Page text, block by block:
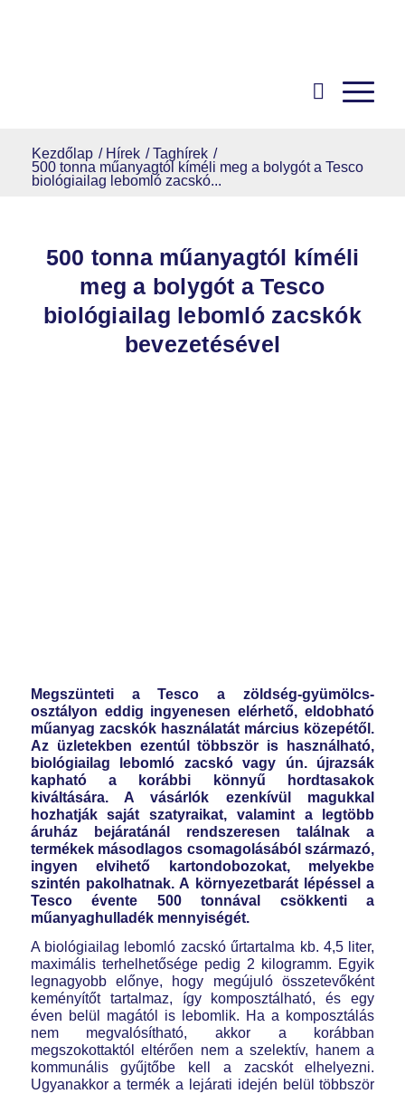
Kezdőlap / Hírek / Taghírek /
500 tonna műanyagtól kíméli meg a bolygót a Tesco
biológiailag lebomló zacskó...
500 tonna műanyagtól kíméli
meg a bolygót a Tesco
biológiailag lebomló zacskók
bevezetésével
Megszünteti a Tesco a zöldség-gyümölcs-
osztályon eddig ingyenesen elérhető, eldobható
műanyag zacskók használatát március közepétől.
Az üzletekben ezentúl többször is használható,
biológiailag lebomló zacskó vagy ún. újrazsák
kapható a korábbi könnyű hordtasakok
kiváltására. A vásárlók ezenkívül magukkal
hozhatják saját szatyraikat, valamint a legtöbb
áruház bejáratánál rendszeresen találnak a
termékek másodlagos csomagolásából származó,
ingyen elvihető kartondobozokat, melyekbe
szintén pakolhatnak. A környezetbarát lépéssel a
Tesco évente 500 tonnával csökkenti a
műanyaghulladék mennyiségét.
A biológiailag lebomló zacskó űrtartalma kb. 4,5 liter,
maximális terhelhetősége pedig 2 kilogramm. Egyik
legnagyobb előnye, hogy megújuló összetevőként
keményítőt tartalmaz, így komposztálható, és egy
éven belül magától is lebomlik. Ha a komposztálás
nem megvalósítható, akkor a korábban
megszokottaktól eltérően nem a szelektív, hanem a
kommunális gyűjtőbe kell a zacskót elhelyezni.
Ugyanakkor a termék a lejárati idején belül többször